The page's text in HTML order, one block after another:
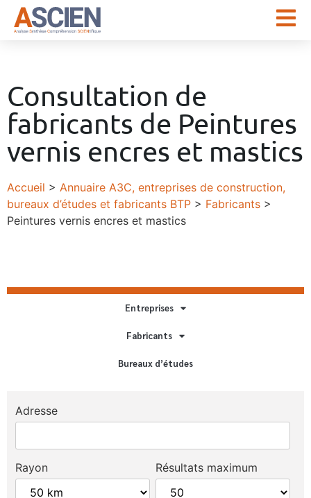
Consultation de
fabricants de Peintures
vernis encres et mastics
Accueil > Annuaire A3C, entreprises de construction,
bureaux d’études et fabricants BTP > Fabricants >
Peintures vernis encres et mastics
Entreprises
Fabricants
Bureaux d’études
Adresse
Rayon Résultats maximum